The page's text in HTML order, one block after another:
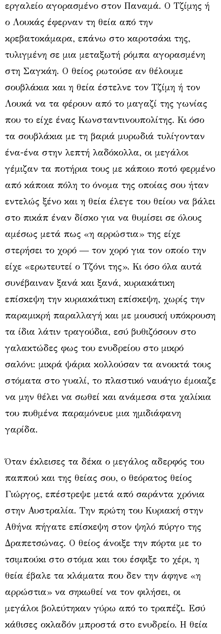
εργαλείο αγορασμένο στον Παναμά. Ο Τζίμης ή
ο Λουκάς έφερναν τη θεία από την
κρεβατοκάμαρα, επάνω στο καροτσάκι της,
τυλιγμένη σε μια μεταξωτή ρόμπα αγορασμένη
στη Σαγκάη. Ο θείος ρωτούσε αν θέλουμε
σουβλάκια και η θεία έστελνε τον Τζίμη ή τον
Λουκά να τα φέρουν από το μαγαζί της γωνίας
που το είχε ένας Κωνσταντινουπολίτης. Κι όσο
τα σουβλάκια με τη βαριά μυρωδιά τυλίγονταν
ένα-ένα στην λεπτή λαδόκολλα, οι μεγάλοι
γέμιζαν τα ποτήρια τους με κάποιο ποτό φερμένο
από κάποια πόλη το όνομα της οποίας σου ήταν
εντελώς ξένο και η θεία έλεγε του θείου να βάλει
στο πικάπ έναν δίσκο για να θυμίσει σε όλους
αμέσως μετά πως «η αρρώστια» της είχε
στερήσει το χορό — τον χορό για τον οποίο την
είχε «ερωτευτεί ο Τζόνι της». Κι όσο όλα αυτά
συνέβαιναν ξανά και ξανά, κυριακάτικη
επίσκεψη την κυριακάτικη επίσκεψη, χωρίς την
παραμικρή παραλλαγή και με μουσική υπόκρουση
τα ίδια λάτιν τραγούδια, εσύ βυθιζόσουν στο
γαλακτώδες φως του ενυδρείου στο μικρό
σαλόνι: μικρά ψάρια κολλούσαν τα ανοικτά τους
στόματα στο γυαλί, το πλαστικό ναυάγιο έμοιαζε
να μην θέλει να σωθεί και ανάμεσα στα χαλίκια
του πυθμένα παραμόνευε μια ημιδιάφανη
γαρίδα.
Όταν έκλεισες τα δέκα ο μεγάλος αδερφός του
παππού και της θείας σου, ο θεόρατος θείος
Γιώργος, επέστρεψε μετά από σαράντα χρόνια
στην Αυστραλία. Την πρώτη του Κυριακή στην
Αθήνα πήγατε επίσκεψη στον ψηλό πύργο της
Δραπετσώνας. Ο θείος άνοιξε την πόρτα με το
τσιμπούκι στο στόμα και του έσφιξε το χέρι, η
θεία έβαλε τα κλάματα που δεν την άφηνε «η
αρρώστια» να σηκωθεί να τον φιλήσει, οι
μεγάλοι βολεύτηκαν γύρω από το τραπέζι. Εσύ
κάθισες οκλαδόν μπροστά στο ενυδρείο. Η θεία